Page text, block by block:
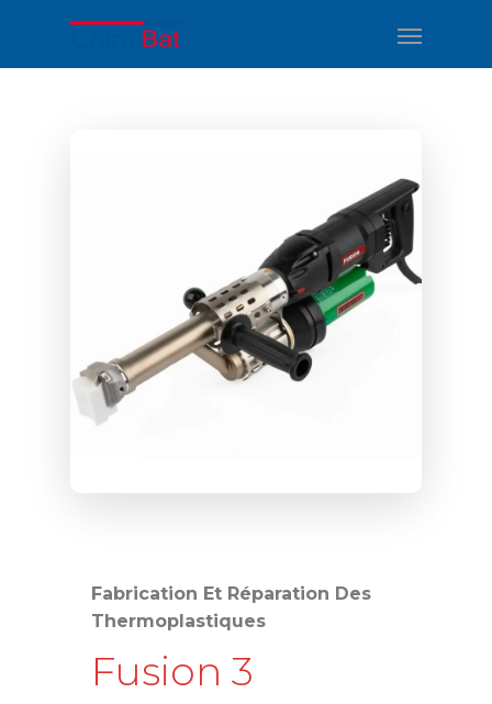
Fabrication Et Réparation Des
Thermoplastiques
Fusion 3